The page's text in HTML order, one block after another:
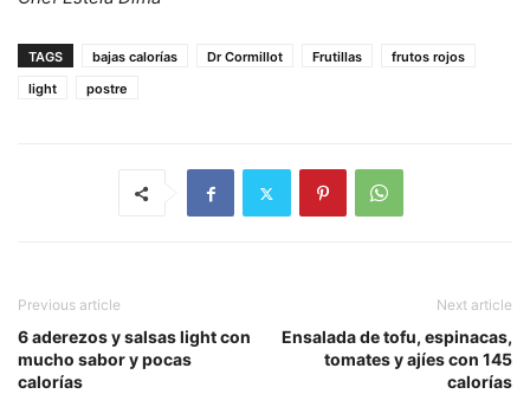
TAGS bajas calorías Dr Cormillot Frutillas
frutos rojos
light
postre
Previous article
6 aderezos y salsas light con
mucho sabor y pocas
calorías
Next article
Ensalada de tofu, espinacas,
tomates y ajíes con 145
calorías